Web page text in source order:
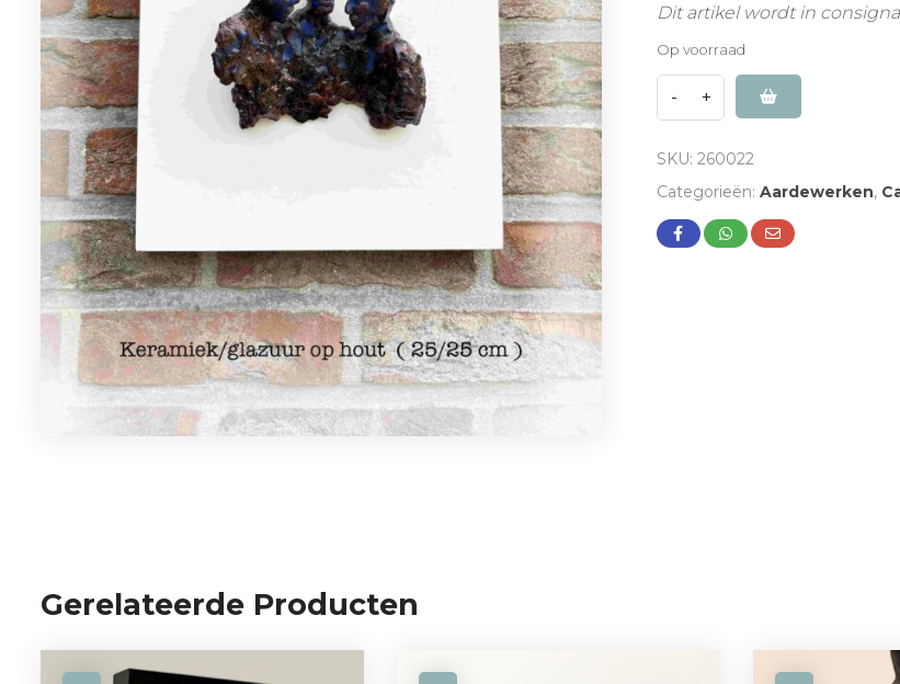
Dit artikel wordt in
Op voorraad
SKU: 260022
Categorieën: Aardewerken,
Gerelateerde Producten